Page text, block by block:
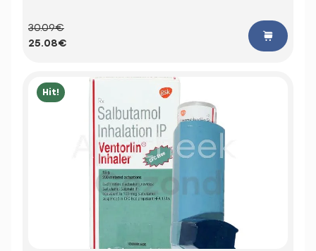
30.09€
25.08€
Hit!